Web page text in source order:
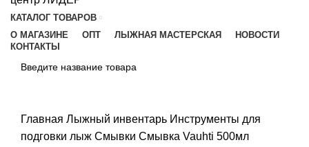
КАТАЛОГ ТОВАРОВ
О МАГАЗИНЕ
ОПТ ЛЫЖНАЯ МАСТЕРСКАЯ
НОВОСТИ
КОНТАКТЫ
Главная Лыжный инвентарь Инструменты для
подговки лыж Смывки Смывка Vauhti 500мл